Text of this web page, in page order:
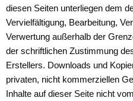
diesen Seiten unterliegen dem
Vervielfältigung, Bearbeitung,
Verwertung außerhalb der
der schriftlichen Zustimmung
Erstellers. Downloads und
privaten, nicht kommerziellen
Inhalte auf dieser Seite nicht